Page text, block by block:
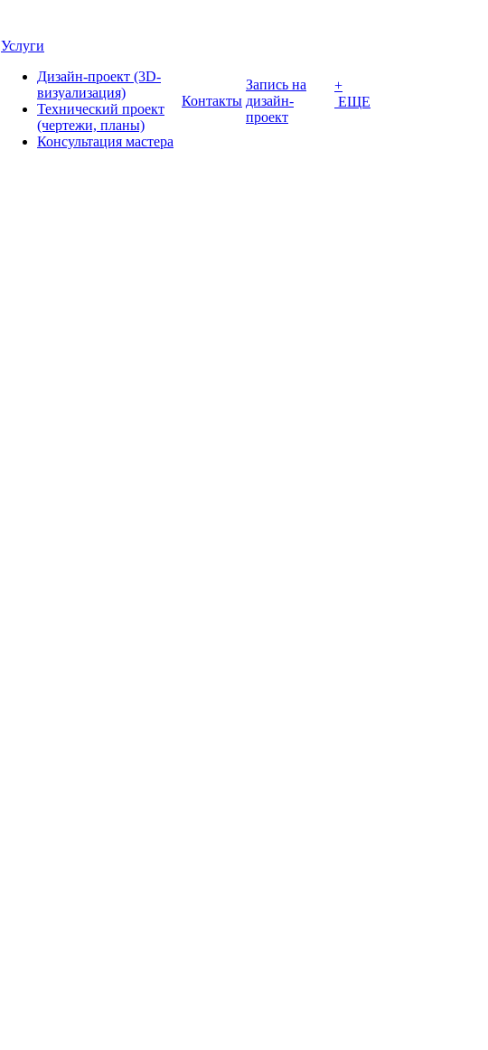
Услуги
Дизайн-проект (3D-
визуализация)
Технический проект
(чертежи, планы)
Консультация мастера
Контакты
Запись на
дизайн-
проект
+
ЕЩЕ